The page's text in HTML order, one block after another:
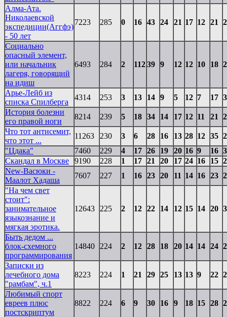
Алма-Ата.
Николаевской
экспедиции(Аггфэ)
- 50 лет
7223 285 0 16 43 24 21 17 12 21
Социально
опасный элемент,
или начальник
лагеря, говорящий
на идиш
6493 284 2 11239 9 12 12 10 18
Арье-Лейб из
списка Спилберга
4314 253 3 13 14 9 5 12 7 17
История болезни
его правой ноги
8214 239 5 18 34 14 17 12 11 21
Что тот антисемит,
что этот ...
11263 230 3 6 28 16 13 28 12 35
"Цдака"
7460 229 4 17 26 19 20 16 9 16
Скандал в Москве
9190 228 1 17 21 20 17 24 16 15
New-Васюки -
Маалот Хадаша
7607 227 1 16 23 20 11 14 16 23
"На чем свет
стоит":
занимательное
языкознание и
мягкая эротика.
12643 225 2 12 22 14 12 15 14 20
Быть дедом ...
блок-схемного
программирования
14840 224 2 12 28 18 20 14 14 24
Записки из
лечебного дома
"рамбам", ч.1
8223 224 1 21 29 25 13 13 9 22
Любимый спорт
евреев плюс
постскриптум
8822 224 6 9 30 16 9 18 15 28